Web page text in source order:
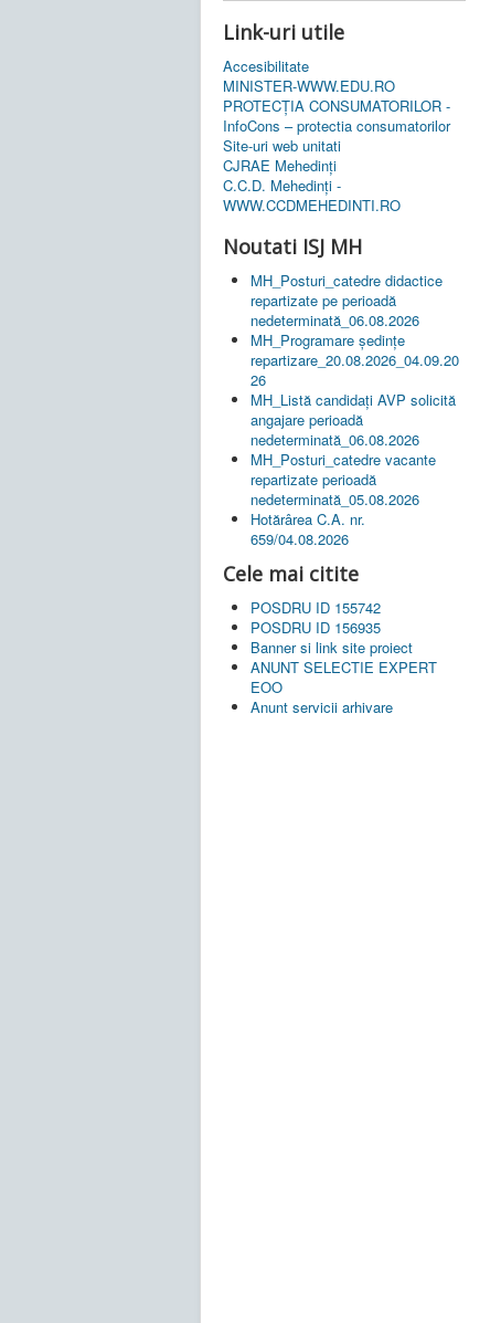
Link-uri utile
Accesibilitate
MINISTER-WWW.EDU.RO
PROTECȚIA CONSUMATORILOR -
InfoCons – protectia consumatorilor
Site-uri web unitati
CJRAE Mehedinți
C.C.D. Mehedinţi -
WWW.CCDMEHEDINTI.RO
Noutati ISJ MH
MH_Posturi_catedre didactice
repartizate pe perioadă
nedeterminată_06.08.2026
MH_Programare ședințe
repartizare_20.08.2026_04.09.20
26
MH_Listă candidați AVP solicită
angajare perioadă
nedeterminată_06.08.2026
MH_Posturi_catedre vacante
repartizate perioadă
nedeterminată_05.08.2026
Hotărârea C.A. nr.
659/04.08.2026
Cele mai citite
POSDRU ID 155742
POSDRU ID 156935
Banner si link site proiect
ANUNT SELECTIE EXPERT
EOO
Anunt servicii arhivare